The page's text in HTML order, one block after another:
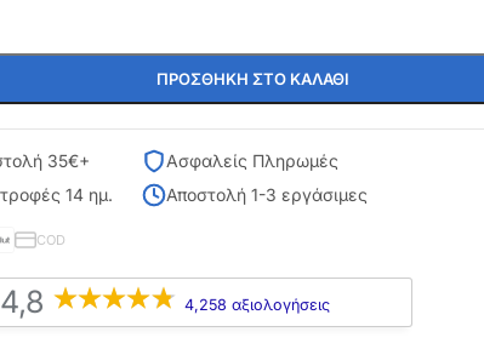
ΠΡΟΣΘΉΚΗ ΣΤΟ ΚΑΛΆΘΙ
35€+
Ασφαλείς Πληρωμές
14 ημ.
Αποστολή 1-3 εργάσιμες
COD
4,8 4,258 αξιολογήσεις